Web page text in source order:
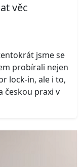
věc
jsme se
probírali nejen
lock-in, ale i to,
českou praxi v